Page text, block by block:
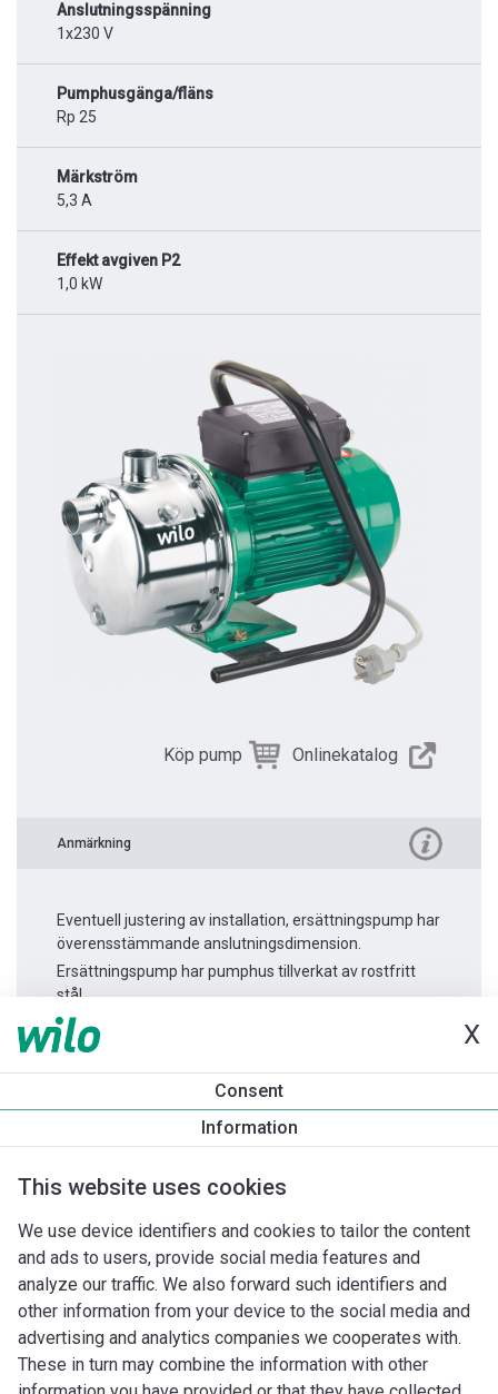
X
Consent
Information
This website uses cookies
We use device identifiers and cookies to tailor the content
and ads to users, provide social media features and
analyze our traffic. We also forward such identifiers and
other information from your device to the social media and
advertising and analytics companies we cooperates with.
These in turn may combine the information with other
Anslutningsspänning
1x230 V
Pumphusgänga/fläns
Rp 25
Märkström
5,3 A
Effekt avgiven P2
1,0 kW
Köp pump Onlinekatalog
Anmärkning
Eventuell justering av installation, ersättningspump har
överensstämmande anslutningsdimension.
Ersättningspump har pumphus tillverkat av rostfritt
stål.
Produktinformation